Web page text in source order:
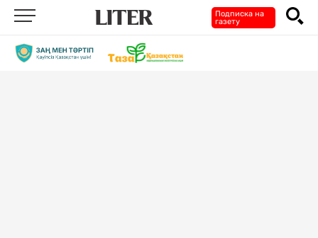
Подписка на
газету